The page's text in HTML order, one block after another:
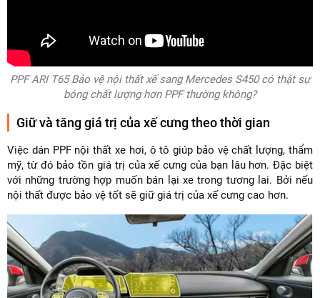
PPF ARI T65 Bảo vệ nội thất xế sang Mercedes S450 có thật sự
bóng chất lượng hơn PPF thường không?
Giữ và tăng giá trị của xế cưng theo thời gian
Việc dán PPF nội thất xe hơi, ô tô giúp bảo vệ chất lượng, thẩm
mỹ, từ đó bảo tồn giá trị của xế cưng của bạn lâu hơn. Đặc biệt
với những trường hợp muốn bán lại xe trong tương lai. Bởi nếu
nội thất được bảo vệ tốt sẽ giữ giá trị của xế cưng cao hơn.